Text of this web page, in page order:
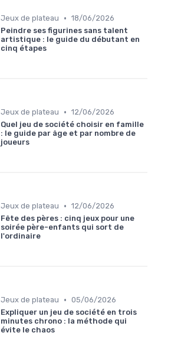
Jeux de plateau • 18/06/2026
Peindre ses figurines sans talent
artistique : le guide du débutant en
cinq étapes
Jeux de plateau • 12/06/2026
Quel jeu de société choisir en famille
: le guide par âge et par nombre de
joueurs
Jeux de plateau • 12/06/2026
Fête des pères : cinq jeux pour une
soirée père-enfants qui sort de
l'ordinaire
Jeux de plateau • 05/06/2026
Expliquer un jeu de société en trois
minutes chrono : la méthode qui
évite le chaos